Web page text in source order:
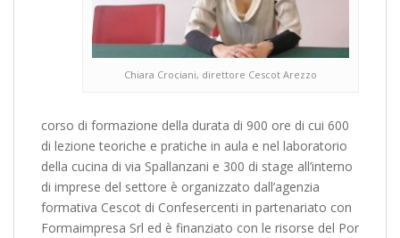
Chiara Crociani, direttore Cescot Arezzo
corso di formazione della durata di 900 ore di cui 600
di lezione teoriche e pratiche in aula e nel laboratorio
della cucina di via Spallanzani e 300 di stage all’interno
di imprese del settore è organizzato dall’agenzia
formativa Cescot di Confesercenti in partenariato con
Formaimpresa Srl ed è finanziato con le risorse del Por